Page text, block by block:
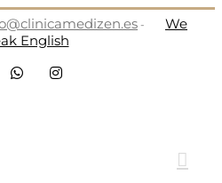
-
We
English
WhatsAppInstagram